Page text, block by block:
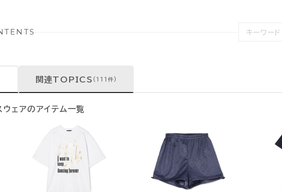
検
関連TOPICS (111件)
ウェアのアイテム一覧